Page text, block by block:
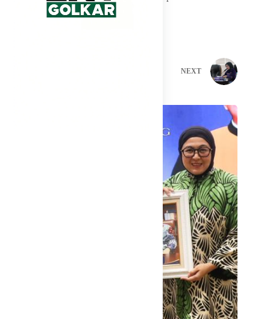
NEXT